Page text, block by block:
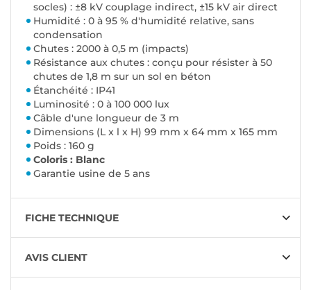
socles) : ±8 kV couplage indirect, ±15 kV air direct
Humidité : 0 à 95 % d'humidité relative, sans
condensation
Chutes : 2000 à 0,5 m (impacts)
Résistance aux chutes : conçu pour résister à 50
chutes de 1,8 m sur un sol en béton
Étanchéité : IP41
Luminosité : 0 à 100 000 lux
Câble d'une longueur de 3 m
Dimensions (L x l x H) 99 mm x 64 mm x 165 mm
Poids : 160 g
Coloris : Blanc
Garantie usine de 5 ans
FICHE TECHNIQUE
AVIS CLIENT